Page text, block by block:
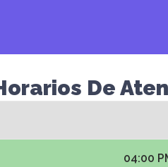
De
04:00